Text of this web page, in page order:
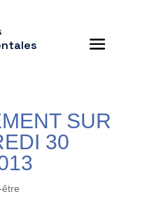
SUR
30